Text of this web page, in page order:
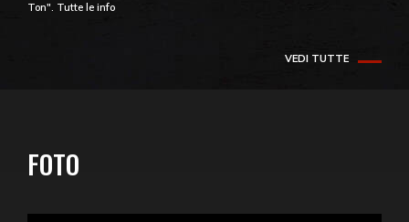
Ton". Tutte le info
VEDI TUTTE
FOTO